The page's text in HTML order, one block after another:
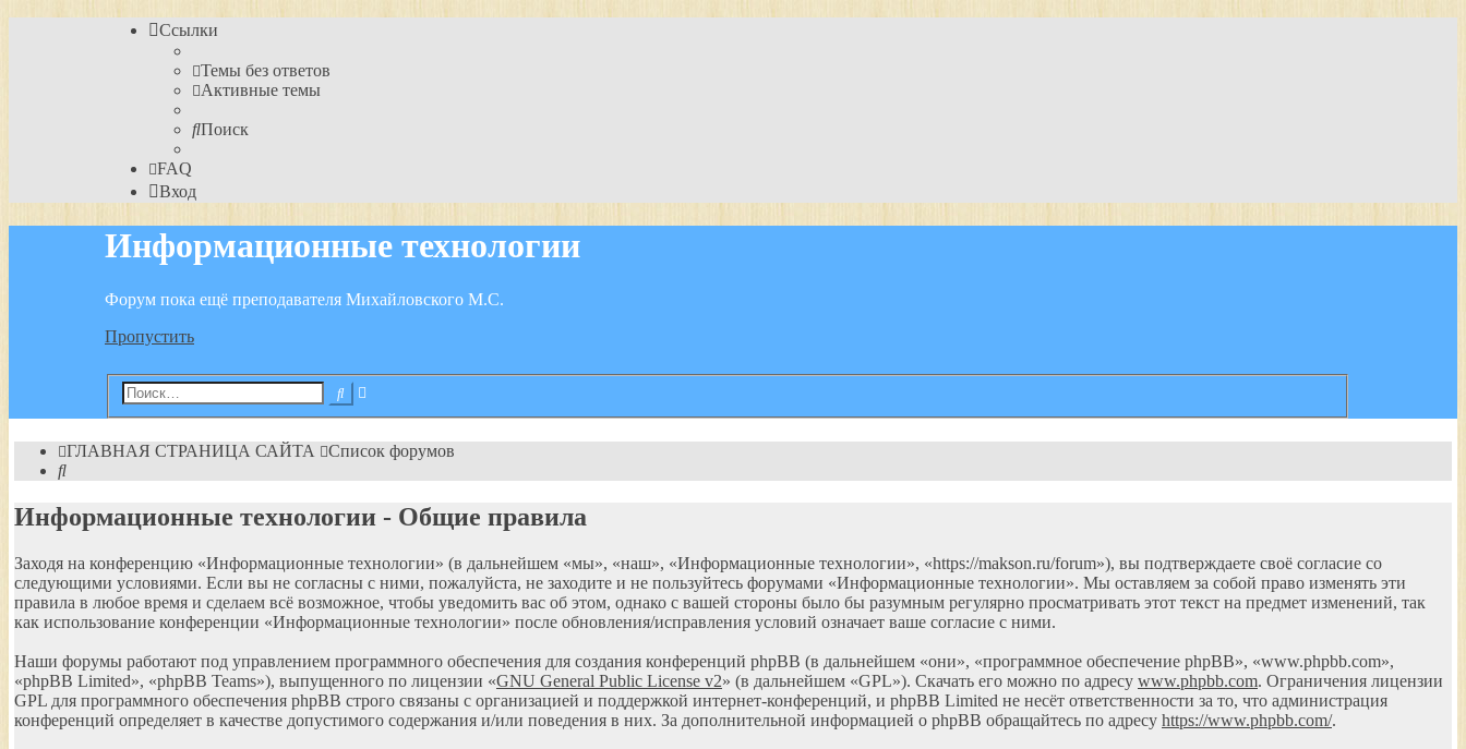
Ссылки
Темы без ответов
Активные темы
Поиск
FAQ
Вход
Информационные технологии
Форум пока ещё преподавателя Михайловского М.С.
Пропустить
Поиск
ГЛАВНАЯ СТРАНИЦА САЙТА
Список форумов
Поиск
Информационные технологии - Общие правила
Заходя на конференцию «Информационные технологии» (в дальнейшем «мы», «наш», «Информационные технологии», «https://makson.ru/forum»), вы подтверждаете своё согласие со
следующими условиями. Если вы не согласны с ними, пожалуйста, не заходите и не пользуйтесь форумами «Информационные технологии». Мы оставляем за собой право изменять эти
правила в любое время и сделаем всё возможное, чтобы уведомить вас об этом, однако с вашей стороны было бы разумным регулярно просматривать этот текст на предмет изменений, так
как использование конференции «Информационные технологии» после обновления/исправления условий означает ваше согласие с ними.
Наши форумы работают под управлением программного обеспечения для создания конференций phpBB (в дальнейшем «они», «программное обеспечение phpBB», «www.phpbb.com»,
«phpBB Limited», «phpBB Teams»), выпущенного по лицензии «GNU General Public License v2» (в дальнейшем «GPL»). Скачать его можно по адресу www.phpbb.com. Ограничения лицензии
GPL для программного обеспечения phpBB строго связаны с организацией и поддержкой интернет-конференций, и phpBB Limited не несёт ответственности за то, что администрация
конференций определяет в качестве допустимого содержания и/или поведения в них. За дополнительной информацией о phpBB обращайтесь по адресу https://www.phpbb.com/.